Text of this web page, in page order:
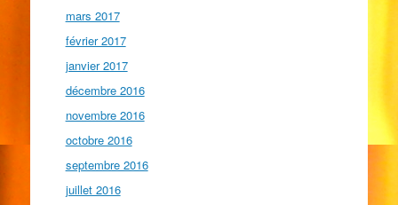
mars 2017
février 2017
janvier 2017
décembre 2016
novembre 2016
octobre 2016
septembre 2016
juillet 2016